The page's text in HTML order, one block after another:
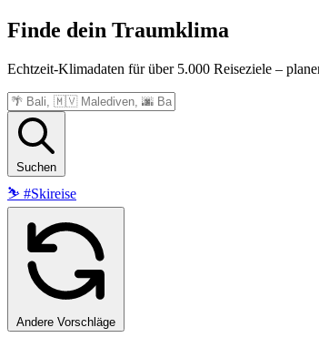
Finde dein Traumklima
Echtzeit-Klimadaten für über 5.000 Reiseziele –
Suchen
⛷️ #Skireise
Andere Vorschläge